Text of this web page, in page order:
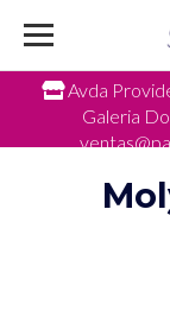
Avda
Galeria